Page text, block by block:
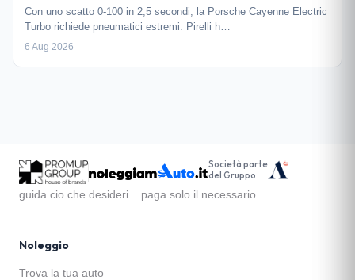
Con uno scatto 0-100 in 2,5 secondi, la Porsche Cayenne Electric
Turbo richiede pneumatici estremi. Pirelli h…
6 Aug 2026
Società parte
del Gruppo
guida cio che desideri... paga solo il necessario
Noleggio
Trova la tua auto